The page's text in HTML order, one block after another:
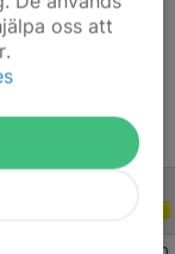
oss att